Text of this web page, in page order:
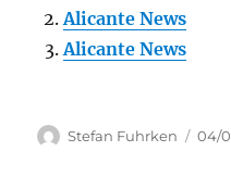
Alicante News
Alicante News
Author
Stefan Fuhrken 04/